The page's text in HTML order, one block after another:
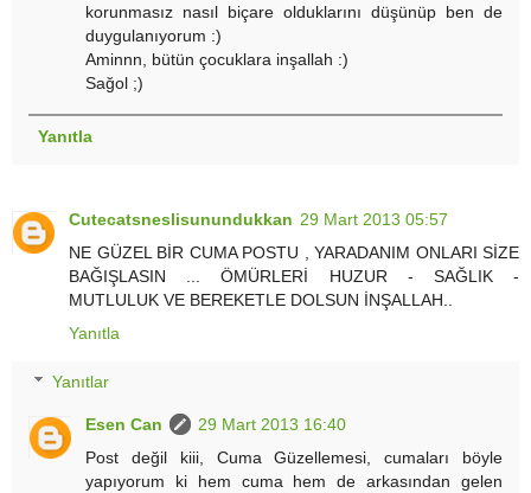
korunmasız nasıl biçare olduklarını düşünüp ben de
duygulanıyorum :)
Aminnn, bütün çocuklara inşallah :)
Sağol ;)
Yanıtla
Cutecatsneslisunundukkan 29 Mart 2013 05:57
NE GÜZEL BİR CUMA POSTU , YARADANIM ONLARI SİZE
BAĞIŞLASIN ... ÖMÜRLERİ HUZUR - SAĞLIK -
MUTLULUK VE BEREKETLE DOLSUN İNŞALLAH..
Yanıtla
Yanıtlar
Esen Can
29 Mart 2013 16:40
Post değil kiii, Cuma Güzellemesi, cumaları böyle
yapıyorum ki hem cuma hem de arkasından gelen